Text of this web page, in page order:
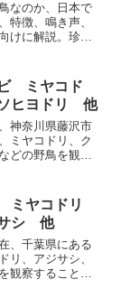
なのか、日本で
特徴、鳴き声、
けに解説。珍し
ミヤコド
ヒヨドリ 他
神奈川県藤沢市
ミヤコドリ、ク
どの野鳥を観察
ミヤコドリ
シ 他
、千葉県にある
リ、アジサシ、
観察することが